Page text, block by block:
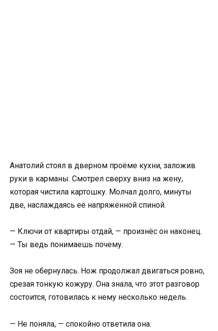
Анатолий стоял в дверном проёме кухни, заложив
руки в карманы. Смотрел сверху вниз на жену,
которая чистила картошку. Молчал долго, минуты
две, наслаждаясь её напряжённой спиной.
— Ключи от квартиры отдай, — произнёс он наконец.
— Ты ведь понимаешь почему.
Зоя не обернулась. Нож продолжал двигаться ровно,
срезая тонкую кожуру. Она знала, что этот разговор
состоится, готовилась к нему несколько недель.
— Не поняла, — спокойно ответила она.